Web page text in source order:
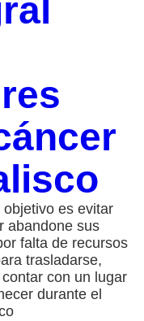
es evitar
abandone sus
falta de recursos
trasladarse,
con un lugar
durante el